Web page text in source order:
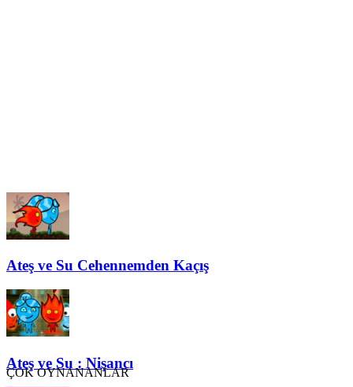
Ateş ve Su Cehennemden Kaçış
Ateş ve Su : Nişancı
ÇOK OYNANANLAR